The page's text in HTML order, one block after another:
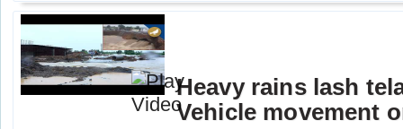
Heavy rains lash
Vehicle movement